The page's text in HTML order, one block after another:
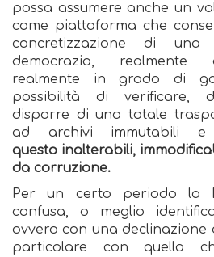
possa assumere anche un
come piattaforma che
concretizzazione di
democrazia, realmente
realmente in grado di
possibilità di verificare,
disporre di una totale
ad archivi immutabili
questo inalterabili,
da corruzione.
Per un certo periodo la
confusa, o meglio
ovvero con una declinazione
particolare con quella